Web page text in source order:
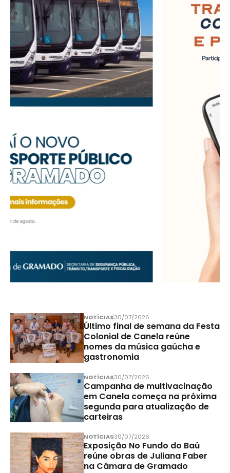
NOTÍCIAS30/07/2026
Último final de semana da Festa
Colonial de Canela reúne
nomes da música gaúcha e
gastronomia
NOTÍCIAS30/07/2026
Campanha de multivacinação
em Canela começa na próxima
segunda para atualização de
carteiras
NOTÍCIAS30/07/2026
Exposição No Fundo do Baú
reúne obras de Juliana Faber
na Câmara de Gramado